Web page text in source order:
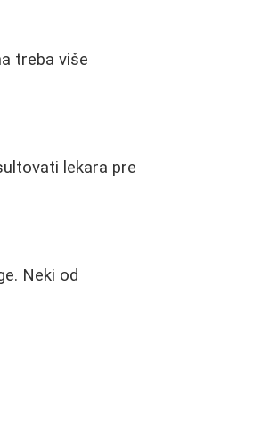
treba više
lekara pre
Neki od